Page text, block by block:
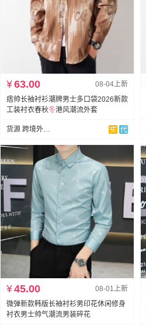
08-04上新
¥63.00
痞帅长袖衬衫潮牌男士多口袋2026新款
工装衬衣春秋冬港风潮流外套
货源 跨境外贸专供
08-01上新
¥45.00
微弹新款韩版长袖衬衫男印花休闲修身
衬衣男士帅气潮流男装碎花